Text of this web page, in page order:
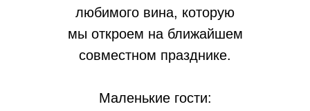
любимого вина, которую
мы откроем на ближайшем
совместном празднике.
Маленькие гости: